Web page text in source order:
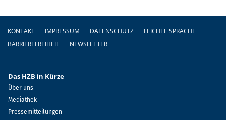
KONTAKT IMPRESSUM DATENSCHUTZ
LEICHTE SPRACHE
BARRIEREFREIHEIT
NEWSLETTER
Das HZB in Kürze
Über uns
Mediathek
Pressemitteilungen